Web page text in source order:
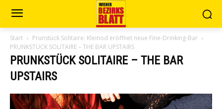
Start
Prunstück Solitaire: Kleinod eröffnet neue Fine-Drinking-Bar
PRUNKSTÜCK SOLITAIRE – THE BAR UPSTAIRS
PRUNKSTÜCK SOLITAIRE – THE BAR
UPSTAIRS